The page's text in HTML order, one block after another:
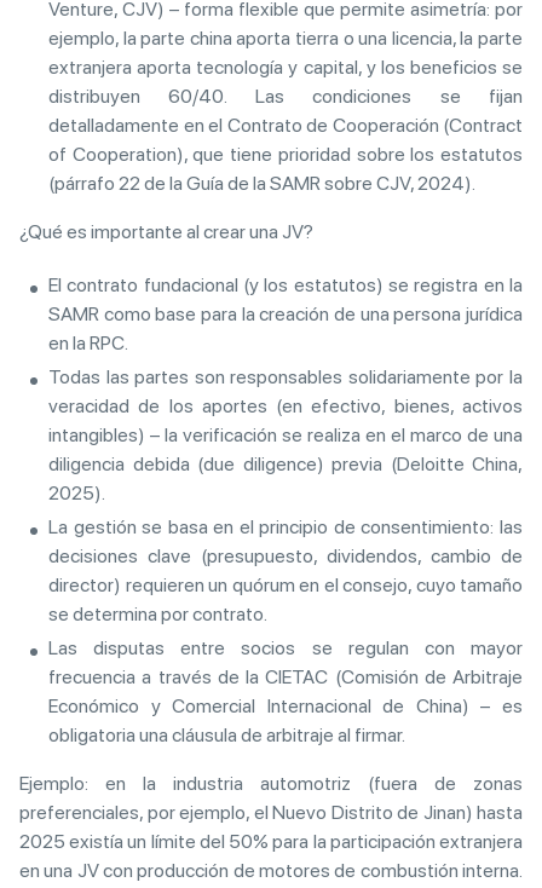
Venture, CJV) – forma flexible que permite asimetría: por
ejemplo, la parte china aporta tierra o una licencia, la parte
extranjera aporta tecnología y capital, y los beneficios se
distribuyen 60/40. Las condiciones se fijan
detalladamente en el Contrato de Cooperación (Contract
of Cooperation), que tiene prioridad sobre los estatutos
(párrafo 22 de la Guía de la SAMR sobre CJV, 2024).
¿Qué es importante al crear una JV?
El contrato fundacional (y los estatutos) se registra en la
SAMR como base para la creación de una persona jurídica
en la RPC.
Todas las partes son responsables solidariamente por la
veracidad de los aportes (en efectivo, bienes, activos
intangibles) – la verificación se realiza en el marco de una
diligencia debida (due diligence) previa (Deloitte China,
2025).
La gestión se basa en el principio de consentimiento: las
decisiones clave (presupuesto, dividendos, cambio de
director) requieren un quórum en el consejo, cuyo tamaño
se determina por contrato.
Las disputas entre socios se regulan con mayor
frecuencia a través de la CIETAC (Comisión de Arbitraje
Económico y Comercial Internacional de China) – es
obligatoria una cláusula de arbitraje al firmar.
Ejemplo: en la industria automotriz (fuera de zonas
preferenciales, por ejemplo, el Nuevo Distrito de Jinan) hasta
2025 existía un límite del 50% para la participación extranjera
en una JV con producción de motores de combustión interna.